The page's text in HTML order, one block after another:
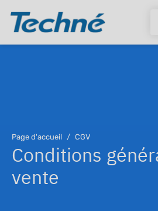
Page d'accueil CGV
Conditions
vente